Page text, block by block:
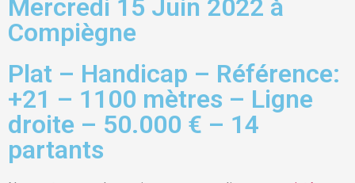
Mercredi 15 Juin 2022 à
Compiègne
Plat – Handicap – Référence:
+21 – 1100 mètres – Ligne
droite – 50.000 € – 14
partants